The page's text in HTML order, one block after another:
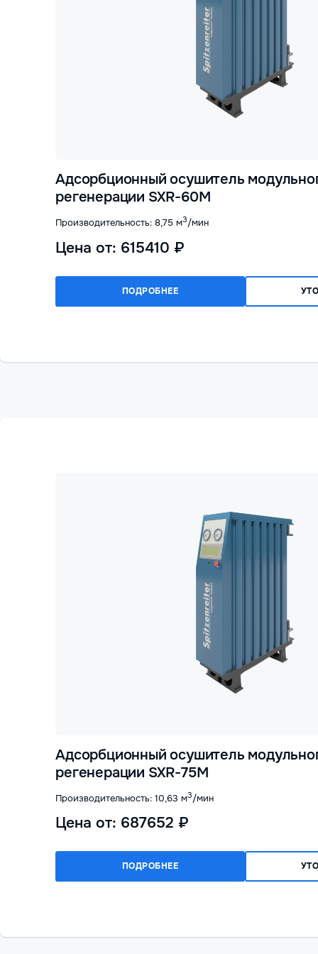
Адсорбционный осушитель
регенерации SXR-60M
Производительность: 8,75 м3/мин
Цена от: 615410 ₽
ПОДРОБНЕЕ
Адсорбционный осушитель
регенерации SXR-75M
Производительность: 10,63 м3/мин
Цена от: 687652 ₽
ПОДРОБНЕЕ